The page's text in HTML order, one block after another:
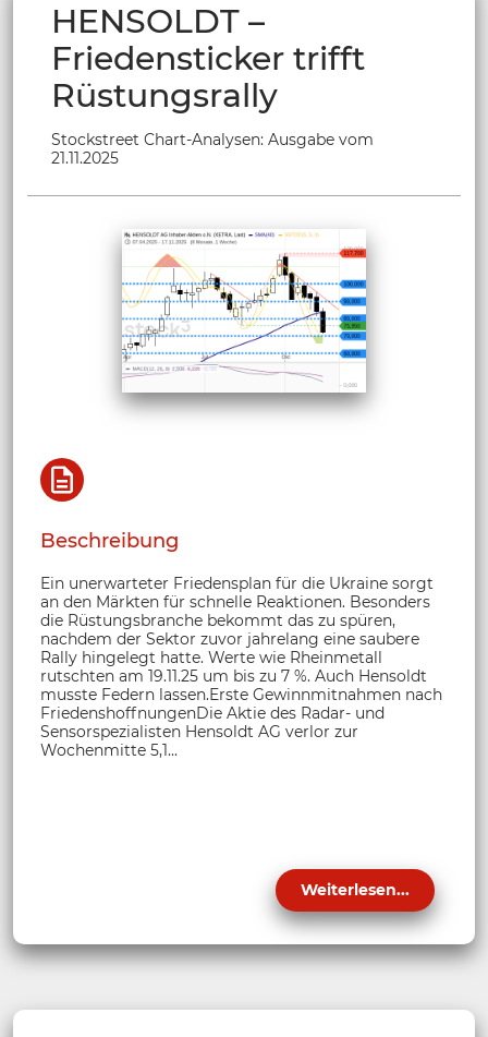
HENSOLDT –
Friedensticker trifft
Rüstungsrally
Stockstreet Chart-Analysen: Ausgabe vom
21.11.2025
Beschreibung
Ein unerwarteter Friedensplan für die Ukraine sorgt
an den Märkten für schnelle Reaktionen. Besonders
die Rüstungsbranche bekommt das zu spüren,
nachdem der Sektor zuvor jahrelang eine saubere
Rally hingelegt hatte. Werte wie Rheinmetall
rutschten am 19.11.25 um bis zu 7 %. Auch Hensoldt
musste Federn lassen.Erste Gewinnmitnahmen nach
FriedenshoffnungenDie Aktie des Radar- und
Sensorspezialisten Hensoldt AG verlor zur
Wochenmitte 5,1...
Weiterlesen...